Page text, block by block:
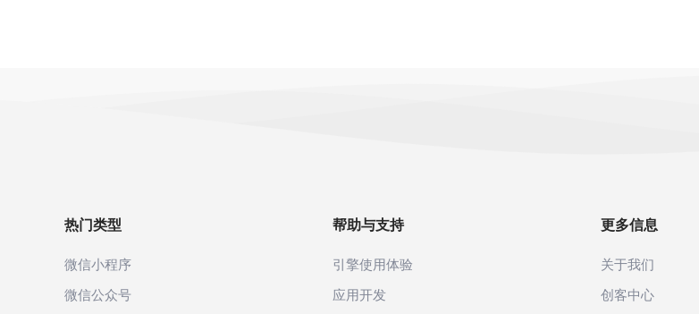
热门类型
微信小程序
微信公众号
帮助与支持
引擎使用体验
应用开发
更多信息
关于我们
创客中心